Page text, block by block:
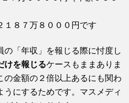
８７万８０００円です
の「年収」を報じる際に忖度し
けを報じるケースもままありま
の金額の２倍以上あるにも関わ
うにするためです。マスメディ